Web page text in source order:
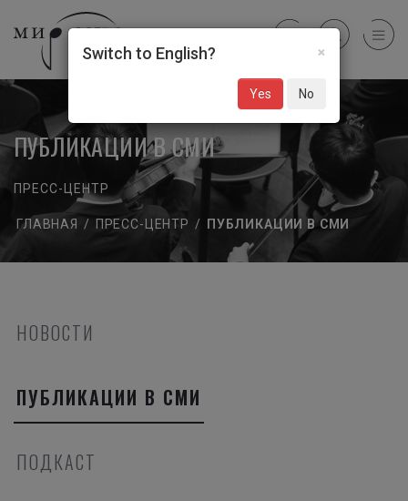
ПУБЛИКАЦИИ В СМИ
ПРЕСС-ЦЕНТР
ГЛАВНАЯ / ПРЕСС-ЦЕНТР / ПУБЛИКАЦИИ В СМИ
НОВОСТИ
ПУБЛИКАЦИИ В СМИ
ПОДКАСТ
×
Switch to English?
Yes No